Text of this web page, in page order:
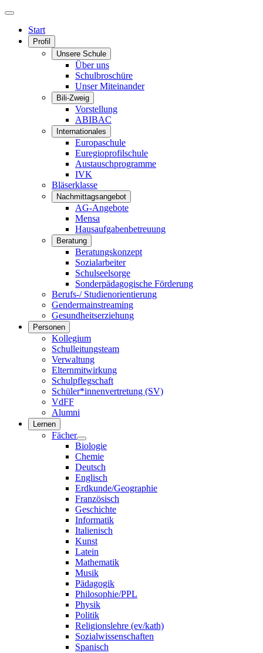
Start
Profil
Unsere Schule
Über uns
Schulbroschüre
Unser Miteinander
Bili-Zweig
Vorstellung
ABIBAC
Internationales
Europaschule
Euregioprofilschule
Austauschprogramme
IVK
Bläserklasse
Nachmittagsangebot
AG-Angebote
Mensa
Hausaufgabenbetreuung
Beratung
Beratungskonzept
Sozialarbeiter
Schulseelsorge
Sonderpädagogische Förderung
Berufs-/ Studienorientierung
Gendermainstreaming
Gesundheitserziehung
Personen
Kollegium
Schulleitungsteam
Verwaltung
Elternmitwirkung
Schulpflegschaft
Schüler*innenvertretung (SV)
VdFF
Alumni
Lernen
Fächer
Biologie
Chemie
Deutsch
Englisch
Erdkunde/Geographie
Französisch
Geschichte
Informatik
Italienisch
Kunst
Latein
Mathematik
Musik
Pädagogik
Philosophie/PPL
Physik
Politik
Religionslehre (ev/kath)
Sozialwissenschaften
Spanisch